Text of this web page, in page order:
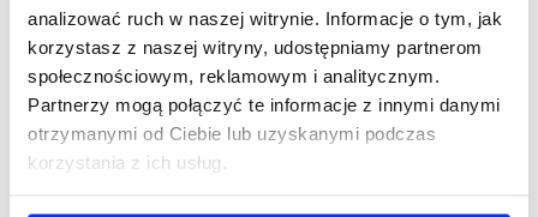
analizować ruch w naszej witrynie. Informacje o tym, jak
korzystasz z naszej witryny, udostępniamy partnerom
społecznościowym, reklamowym i analitycznym.
Partnerzy mogą połączyć te informacje z innymi danymi
otrzymanymi od Ciebie lub uzyskanymi podczas
korzystania z ich usług.
Słabe strony talentów wpływu Gallupa
Słabe strony talentów wpływu Gallupa – ciemna
strona przywództwa i charyzmy „Mam
mnóstwo energii do działania,
ale tylko na starcie, potem się wypalam.”
„Ludzie dają mi do zrozumienia, że się wynoszę